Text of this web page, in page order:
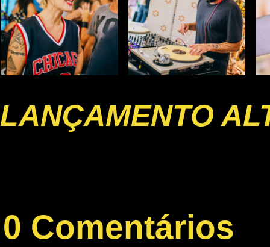
LANÇAMENTO
0 Comentários